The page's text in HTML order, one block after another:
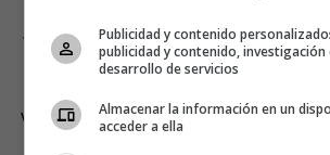
vender a cada cliente solo los bloques
varias modalidades de difusión.
Publicidad y contenido
publicidad y contenido, investigación
desarrollo de servicios
Almacenar la información en un
acceder a ella